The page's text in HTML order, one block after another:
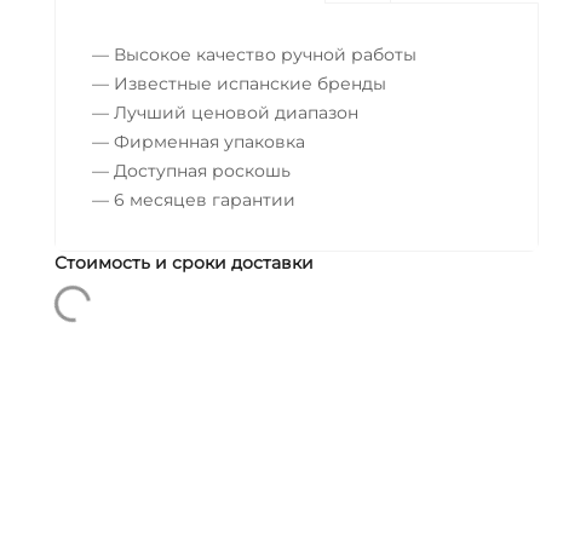
— Высокое качество ручной работы
— Известные испанские бренды
— Лучший ценовой диапазон
— Фирменная упаковка
— Доступная роскошь
— 6 месяцев гарантии
Стоимость и сроки доставки